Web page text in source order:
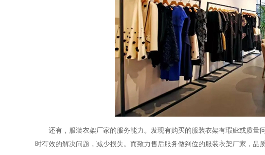
还有，服装衣架厂家的服务能力。发现有购买的服装衣架有瑕疵或质
时有效的解决问题，减少损失。而致力售后服务做到位的服装衣架厂家，品